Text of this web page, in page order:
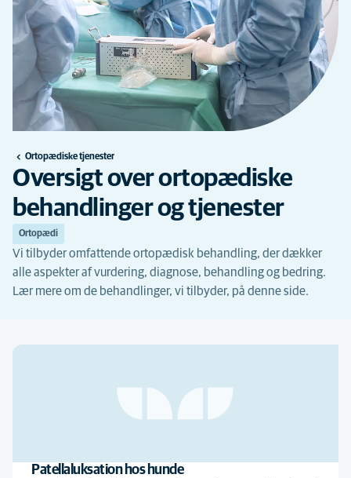
Ortopædiske tjenester
Oversigt over ortopædiske
behandlinger og tjenester
Ortopædi
Vi tilbyder omfattende ortopædisk behandling, der dækker
alle aspekter af vurdering, diagnose, behandling og bedring.
Lær mere om de behandlinger, vi tilbyder, på denne side.
Patellaluksation hos hunde